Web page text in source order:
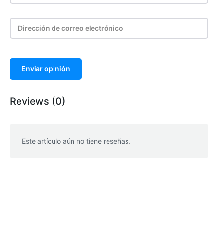
Enviar opinión
Reviews (0)
Este artículo aún no tiene reseñas.